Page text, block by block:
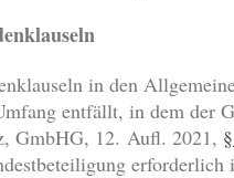
in den
entfällt, in dem der
GmbHG, 12. Aufl. 2021,